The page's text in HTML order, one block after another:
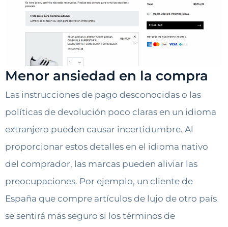
Menor ansiedad en la compra
Las instrucciones de pago desconocidas o las
políticas de devolución poco claras en un idioma
extranjero pueden causar incertidumbre. Al
proporcionar estos detalles en el idioma nativo
del comprador, las marcas pueden aliviar las
preocupaciones. Por ejemplo, un cliente de
España que compre artículos de lujo de otro país
se sentirá más seguro si los términos de